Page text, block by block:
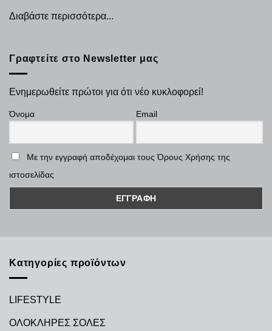
Διαβάστε περισσότερα...
Γραφτείτε στο Newsletter μας
Ενημερωθείτε πρώτοι για ότι νέο κυκλοφορεί!
Όνομα Email
Με την εγγραφή αποδέχομαι τους Όρους Χρήσης της
ιστοσελίδας
Κατηγορίες προϊόντων
LIFESTYLE
ΟΛΟΚΛΗΡΕΣ ΣΟΛΕΣ